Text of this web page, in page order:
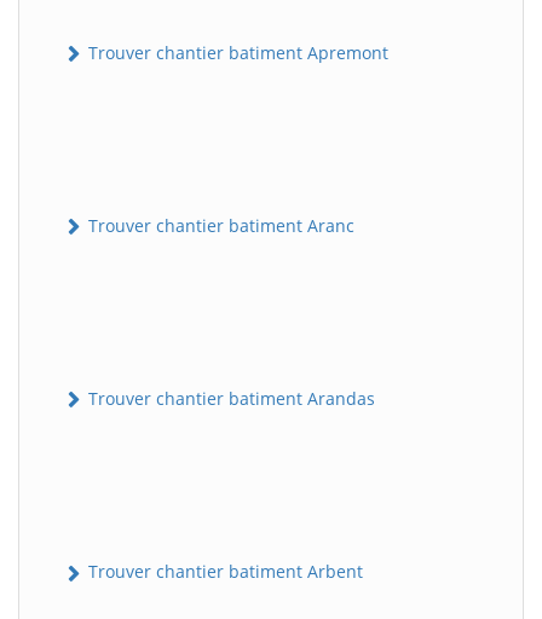
Trouver chantier batiment Apremont
Trouver chantier batiment Aranc
Trouver chantier batiment Arandas
Trouver chantier batiment Arbent